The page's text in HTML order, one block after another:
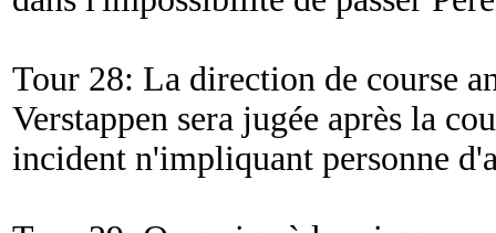
Tour 28: La direction de course
Verstappen sera jugée après la
incident n'impliquant personne